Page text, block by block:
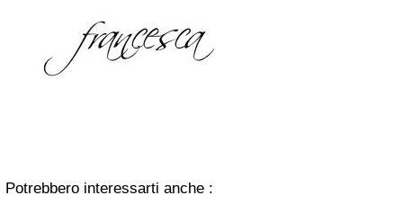
Potrebbero interessarti anche :